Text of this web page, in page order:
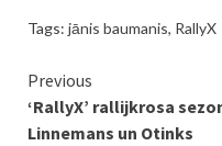
Tags: jānis baumanis, RallyX
Continue
Reading
Previous
‘RallyX’ rallijkrosa
Linnemans un Otinks